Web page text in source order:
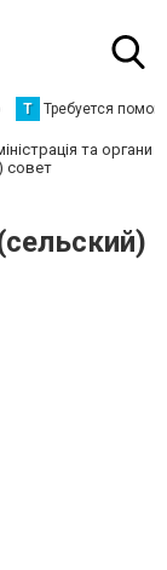
Т Требуется
та органи
совет